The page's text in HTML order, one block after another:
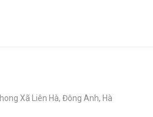
Xã Liên Hà, Đông Anh, Hà